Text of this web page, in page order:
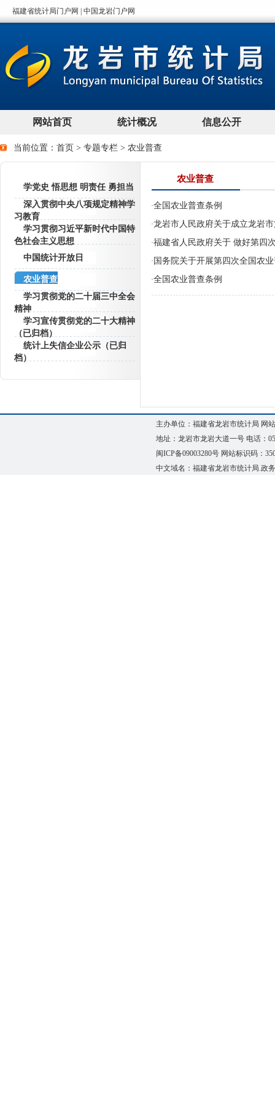
当前位置： 首页 > 专题专栏 > 农业普查
学党史 悟思想 明责任 勇担当
深入贯彻中央八项规定精神学
习教育
学习贯彻习近平新时代中国特
色社会主义思想
中国统计开放日
农业普查
学习贯彻党的二十届三中全会
精神
学习宣传贯彻党的二十大精神
（已归档）
统计上失信企业公示（已归
档）
农业普查
·全国农业普查条例
·龙岩市人民政府关于成立龙岩
·福建省人民政府关于 做好第四
· 国务院关于开展第四次全国农
·全国农业普查条例